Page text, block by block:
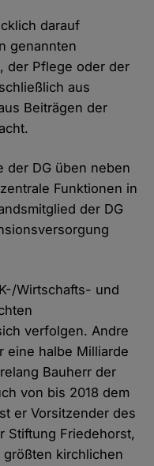
darauf
genannten
der Pflege oder der
aus
Beiträgen der
der DG üben neben
Funktionen in
der DG
Wirtschafts- und
verfolgen. Andre
eine halbe Milliarde
Bauherr der
von bis 2018 dem
er Vorsitzender des
Stiftung Friedehorst,
größten kirchlichen